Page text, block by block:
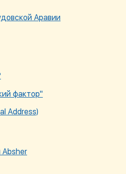
Аравии
фактор"
Address)
Absher